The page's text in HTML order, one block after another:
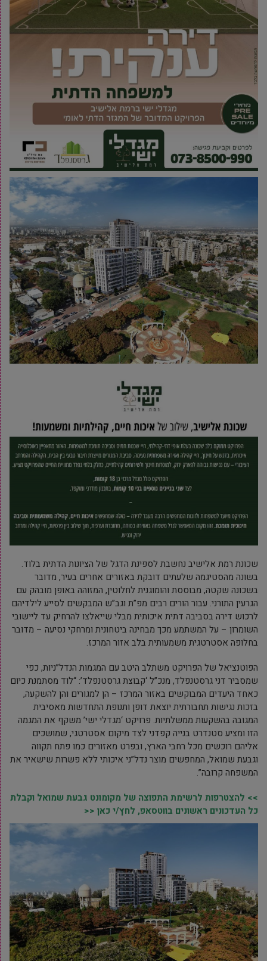
שכונת רמת אלישיב נחשבת לספינת הדגל של הציונות הדתית בלוד.
בשונה מהסטיגמה שלעתים דובקת באזורים אחרים בעיר, מדובר
בשכונה שקטה, מבוססת והומוגנית לחלוטין, המזוהה באופן מובהק עם
הגרעין התורני. עבור הורים רבים מפ”ת וגב”ש המבקשים לסייע לילדיהם
לרכוש דירה בסביבה דתית איכותית מבלי שייאלצו להרחיק עד ליישובי
השומרון – על המשתמע מכך מבחינה ביטחונית ומרחקי נסיעה – מדובר
בחלופה אסטרטגית משמעותית בלב אזור המרכז.
הפוטנציאל של הפרויקט משתלב היטב עם המגמות הנדל”ניות, כפי
שמסביר דני גרסטנפלד, מנכ”ל ‘קבוצת גרסטנפלד’: “לוד מסתמנת כיום
כאחד היעדים המבוקשים באזור המרכז – הן למגורים והן להשקעה,
בזכות נגישות תחבורתית יוצאת דופן ותנופת התחדשות מאסיבית
המגובה בהשקעות ממשלתיות. פרויקט ‘מגדלי ישי’ משקף את המגמה
הזו ומציע סטנדרט בנייה קפדני לצד מיקום אסטרטגי, שמושכים
אליהם רוכשים מכל רחבי הארץ, ובפרט מאזורים כמו פתח תקווה
וגבעת שמואל, המחפשים מוצר נדל”ני איכותי ללא פשרות שישאיר את
המשפחה קרובה”.
>> להצטרפות לרשימת התפוצה של מקומונט גבעת שמואל וקבלת
כל העדכונים ראשונים בווטסאפ, לחץ/י כאן <<